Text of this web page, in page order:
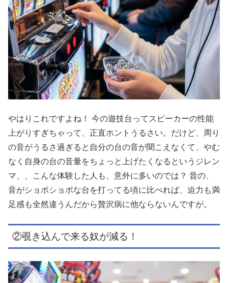
やはりこれですよね！ 今の遊技台ってスピーカーの性能
上がりすぎちゃって、正直ホントうるさい。だけど、周り
の音がうるさ過ぎると自分の台の音が聞こえなくて、やむ
なく自身の台の音量をちょっと
上げたくなるというジレン
マ、、こんな体験した人も、意外に多いのでは？ 昔の、
音がショボショボな台を打ってる頃に比べれば、迫力も満
足感も全然違うんだから贅沢病に他ならないんですが。
②覗き込んで来る奴が減る！